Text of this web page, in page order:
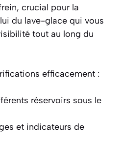
crucial pour la
du lave-glace qui vous
tout au long du
efficacement :
réservoirs sous le
et indicateurs de